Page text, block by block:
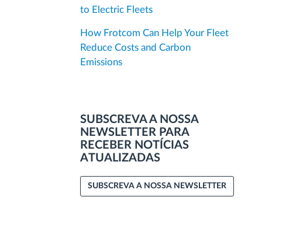
to Electric Fleets
How Frotcom Can Help Your Fleet
Reduce Costs and Carbon
Emissions
SUBSCREVA A NOSSA
NEWSLETTER PARA
RECEBER NOTÍCIAS
ATUALIZADAS
SUBSCREVA A NOSSA NEWSLETTER